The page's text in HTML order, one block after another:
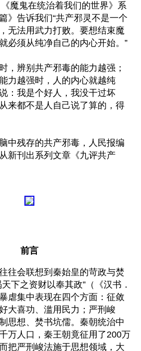
魔鬼在统治着我们的世界》系
》告诉我们“共产邪灵不是一个
无法用武力打败。要想结束魔
必须从纯净自己的内心开始。”
，辨别共产邪毒的能力越强；
力越强时，人的内心就越纯
：我是个好人，我没干过坏
来都不是人自己说了算的，得
中残存的共产邪毒，人民报编
新刊出系列文章《九评共产
前言
往会联想到秦始皇的苛政与焚
下之资财以奉其政”（《汉书．
虐集中表现在四个方面：征敛
大喜功、滥用民力；严刑峻
思想、焚书坑儒。秦朝统治中
万人口，秦王朝竟征用了200万
把严刑峻法施于思想领域，大